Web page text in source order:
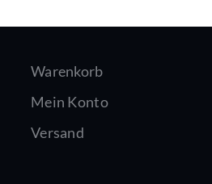
Warenkorb
Mein Konto
Versand